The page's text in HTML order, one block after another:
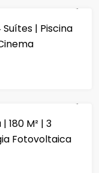
VENDA
| Piscina
180 M² | 3
Fotovoltaica